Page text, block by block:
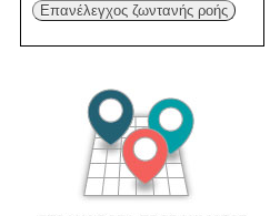
Επανέλεγχος ζωντανής ροής